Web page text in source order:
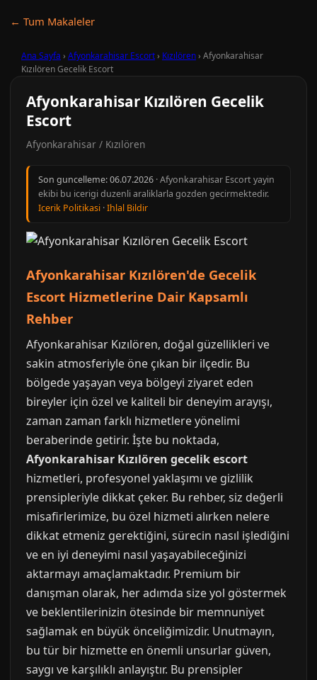
← Tum Makaleler
Ana Sayfa › Afyonkarahisar Escort› Kızılören› Afyonkarahisar
Kızılören Gecelik Escort
Afyonkarahisar Kızılören Gecelik
Escort
Afyonkarahisar / Kızılören
Son guncelleme:06.07.2026 · Afyonkarahisar Escort yayin
ekibi bu icerigi duzenli araliklarla gozden gecirmektedir.
Icerik Politikasi ·Ihlal Bildir
Afyonkarahisar Kızılören'de Gecelik
Escort Hizmetlerine Dair Kapsamlı
Rehber
Afyonkarahisar Kızılören, doğal güzellikleri ve
sakin atmosferiyle öne çıkan bir ilçedir. Bu
bölgede yaşayan veya bölgeyi ziyaret eden
bireyler için özel ve kaliteli bir deneyim arayışı,
zaman zaman farklı hizmetlere yönelimi
beraberinde getirir. İşte bu noktada,
Afyonkarahisar Kızılören gecelik escort
hizmetleri, profesyonel yaklaşımı ve gizlilik
prensipleriyle dikkat çeker. Bu rehber, siz değerli
misafirlerimize, bu özel hizmeti alırken nelere
dikkat etmeniz gerektiğini, sürecin nasıl işlediğini
ve en iyi deneyimi nasıl yaşayabileceğinizi
aktarmayı amaçlamaktadır. Premium bir
danışman olarak, her adımda size yol göstermek
ve beklentilerinizin ötesinde bir memnuniyet
sağlamak en büyük önceliğimizdir. Unutmayın,
bu tür bir hizmette en önemli unsurlar güven,
saygı ve karşılıklı anlayıştır. Bu prensipler